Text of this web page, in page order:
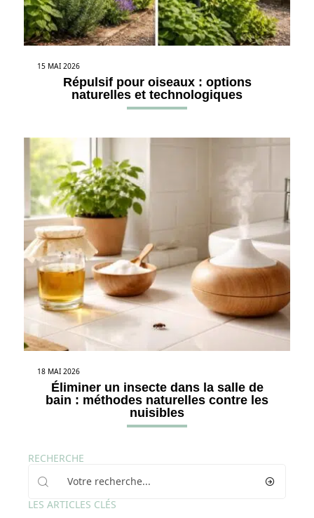
15 MAI 2026
Répulsif pour oiseaux : options
naturelles et technologiques
18 MAI 2026
Éliminer un insecte dans la salle de
bain : méthodes naturelles contre les
nuisibles
RECHERCHE
LES ARTICLES CLÉS